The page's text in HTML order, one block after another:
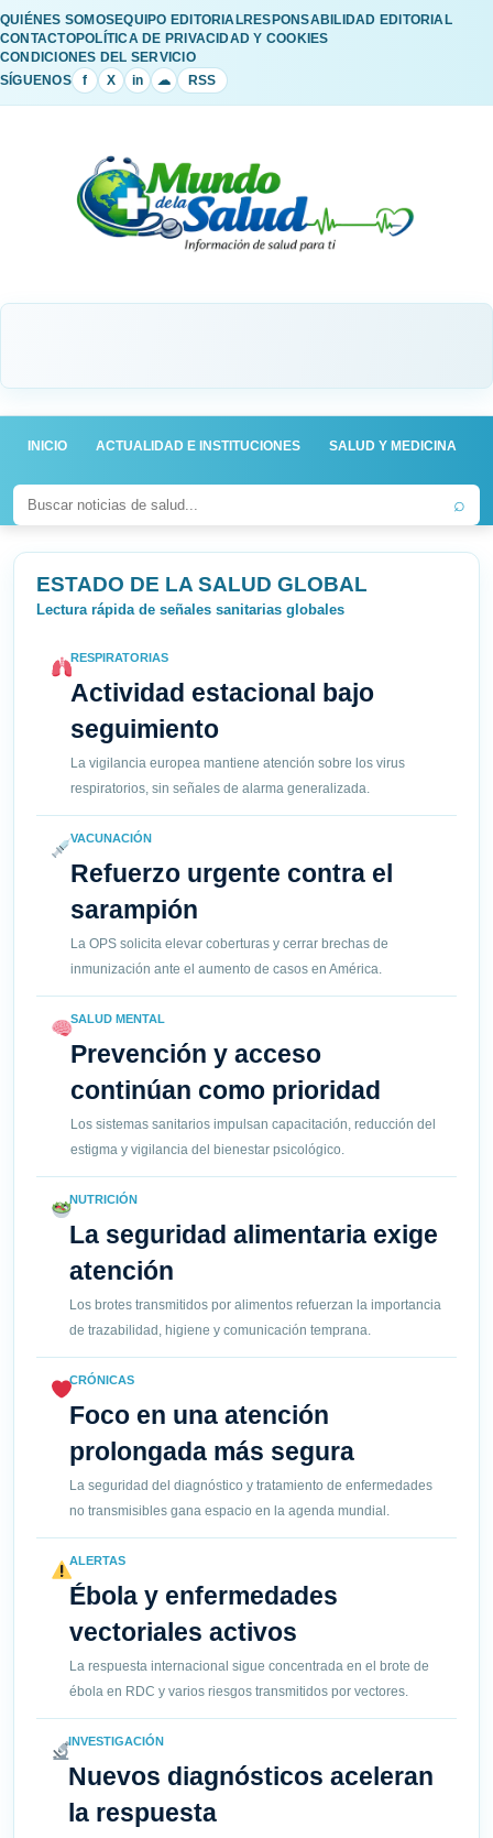
QUIÉNES SOMOSEQUIPO EDITORIALRESPONSABILIDAD EDITORIAL
CONTACTOPOLÍTICA DE PRIVACIDAD Y COOKIES
CONDICIONES DEL SERVICIO
SÍGUENOS
f X in ☁ RSS
INICIO ACTUALIDAD E INSTITUCIONES SALUD Y MEDICINA
⌕
ESTADO DE LA SALUD GLOBAL
Lectura rápida de señales sanitarias globales
RESPIRATORIAS
Actividad estacional bajo
seguimiento
La vigilancia europea mantiene atención sobre los virus
respiratorios, sin señales de alarma generalizada.
VACUNACIÓN
Refuerzo urgente contra el
sarampión
La OPS solicita elevar coberturas y cerrar brechas de
inmunización ante el aumento de casos en América.
SALUD MENTAL
Prevención y acceso
continúan como prioridad
Los sistemas sanitarios impulsan capacitación, reducción del
estigma y vigilancia del bienestar psicológico.
NUTRICIÓN
La seguridad alimentaria exige
atención
Los brotes transmitidos por alimentos refuerzan la importancia
de trazabilidad, higiene y comunicación temprana.
CRÓNICAS
Foco en una atención
prolongada más segura
La seguridad del diagnóstico y tratamiento de enfermedades
no transmisibles gana espacio en la agenda mundial.
ALERTAS
Ébola y enfermedades
vectoriales activos
La respuesta internacional sigue concentrada en el brote de
ébola en RDC y varios riesgos transmitidos por vectores.
INVESTIGACIÓN
Nuevos diagnósticos aceleran
la respuesta